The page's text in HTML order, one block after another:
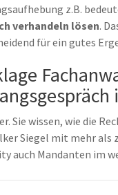
z.B.
verhandeln lösen.
für ein gutes
Sie wissen, wie die
Siegel mit mehr als
auch Mandanten im